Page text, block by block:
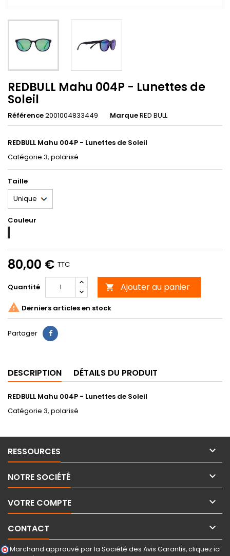
REDBULL Mahu 004P - Lunettes de
Soleil
Référence2001004833449 MarqueRED BULL
REDBULL Mahu 004P - Lunettes de Soleil
Catégorie 3, polarisé
Taille
Couleur
80,00 € TTC
Quantité  Ajouter au panier
 Derniers articles en stock
Partager
DESCRIPTION DÉTAILS DU PRODUIT
REDBULL Mahu 004P - Lunettes de Soleil
Catégorie 3, polarisé
RESSOURCES 
NOTRE SOCIÉTÉ 
VOTRE COMPTE 
CONTACT 
Marchand approuvé par la Société des Avis Garantis,cliquez ici